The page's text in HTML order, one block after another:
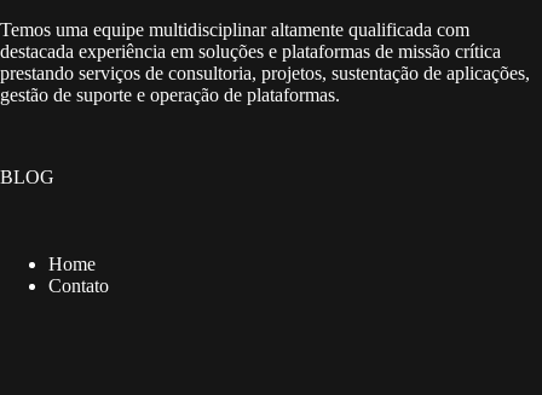
Temos uma equipe multidisciplinar altamente qualificada com
destacada experiência em soluções e plataformas de missão crítica
prestando serviços de consultoria, projetos, sustentação de aplicações,
gestão de suporte e operação de plataformas.
BLOG
Home
Contato